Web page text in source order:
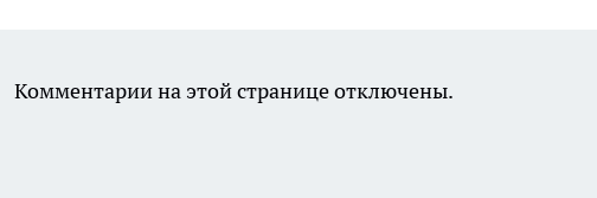
Комментарии на этой странице отключены.